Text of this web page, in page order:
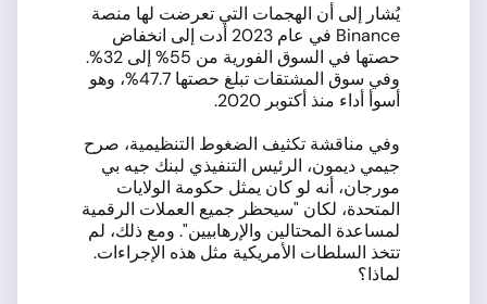
يُشار إلى أن الهجمات التي تعرضت لها منصة
Binance في عام 2023 أدت إلى انخفاض
حصتها في السوق الفورية من 55% إلى 32%.
وفي سوق المشتقات تبلغ حصتها 47.7%، وهو
أسوأ أداء منذ أكتوبر 2020.
وفي مناقشة تكثيف الضغوط التنظيمية، صرح
جيمي ديمون، الرئيس التنفيذي لبنك جيه بي
مورجان، أنه لو كان يمثل حكومة الولايات
المتحدة، لكان "سيحظر جميع العملات الرقمية
لمساعدة المحتالين والإرهابيين". ومع ذلك، لم
تتخذ السلطات الأمريكية مثل هذه الإجراءات.
لماذا؟